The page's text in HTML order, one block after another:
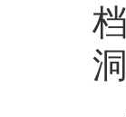
洞